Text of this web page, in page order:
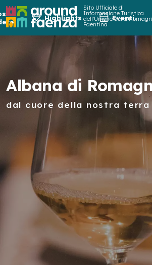
Sito Ufficiale di
Informazione Turistica
dell'Unione della
Faentina
Highlights Eventi
Albana di
dal cuore della nostra terra